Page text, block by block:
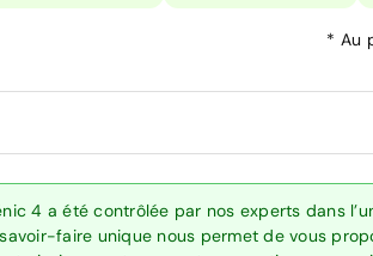
* Au
4 a été contrôlée par nos experts dans
faire unique nous permet de vous